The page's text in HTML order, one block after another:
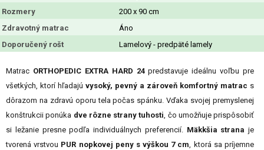
Rozmery
200 x 90 cm
Zdravotný matrac
Áno
Doporučený rošt
Lamelový - predpäté lamely
Matrac ORTHOPEDIC EXTRA HARD 24predstavuje ideálnu voľbu pre
všetkých, ktorí hľadajú vysoký, pevný a zároveň komfortný matrac s
dôrazom na zdravú oporu tela počas spánku. Vďaka svojej premyslenej
konštrukcii ponúka dve rôzne strany tuhosti, čo umožňuje prispôsobiť
si ležanie presne podľa individuálnych preferencií.Mäkkšia strana je
tvorená vrstvou PUR nopkovej peny s výškou 7 cm, ktorá sa príjemne